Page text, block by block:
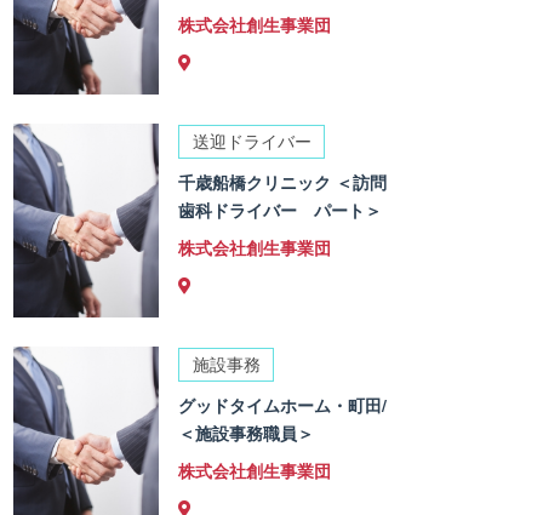
株式会社創生事業団
送迎ドライバー
千歳船橋クリニック ＜訪問
歯科ドライバー パート＞
株式会社創生事業団
施設事務
グッドタイムホーム・町田/
＜施設事務職員＞
株式会社創生事業団